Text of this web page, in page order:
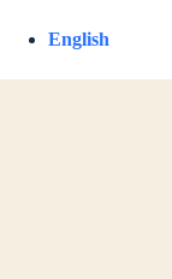
English